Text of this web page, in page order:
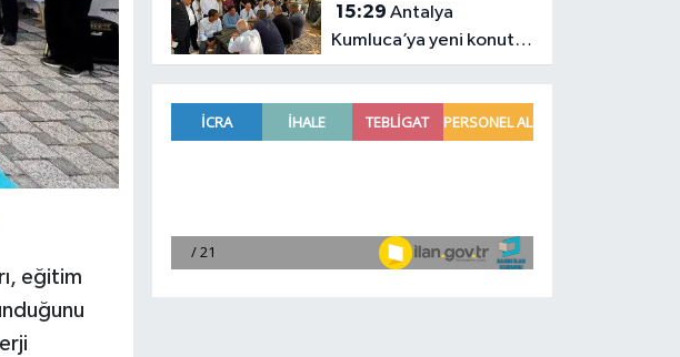
eğitim
15:29
Kumluca’ya yeni konut
müjdesi